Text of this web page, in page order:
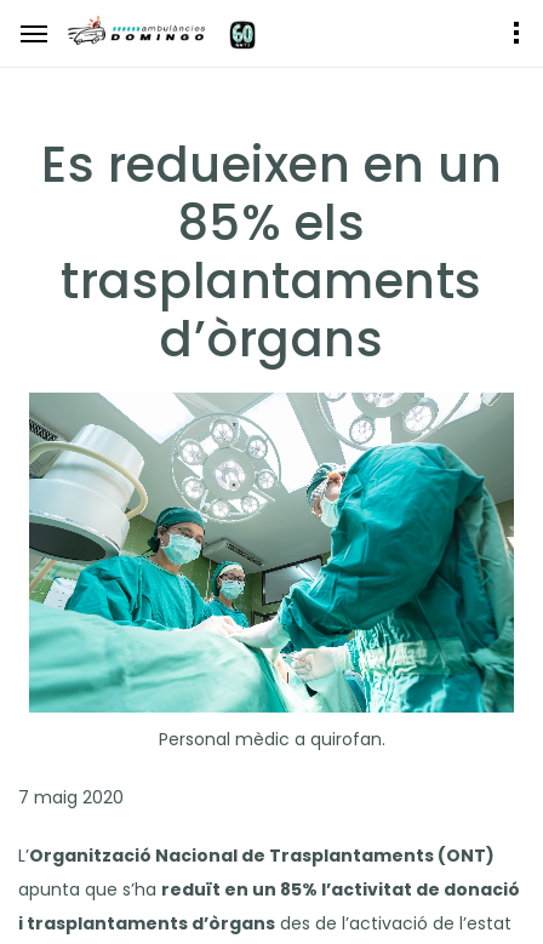
Es redueixen en un
85% els
trasplantaments
d’òrgans
Personal mèdic a quirofan.
Previous Next
7 maig 2020
L’Organització Nacional de Trasplantaments (ONT)
apunta que s’ha reduït en un 85% l’activitat de donació
i trasplantaments d’òrgans des de l’activació de l’estat